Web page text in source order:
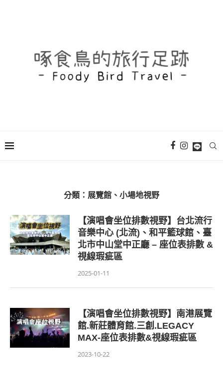
分類： 展覽館、小場地視野
【演唱會坐位排數視野】台北流行
音樂中心 (北流)、和平籃球館、臺
北市中山堂中正廳 – 座位表排數 &
視線瑕疵區
2025-01-11
【演唱會坐位排數視野】南港展覽
館.新莊體育館.三創.LEGACY
MAX-座位表排數&視線瑕疵區
2023-10-22